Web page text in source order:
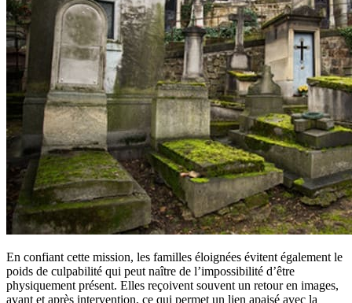
En confiant cette mission, les familles éloignées évitent également le
poids de culpabilité qui peut naître de l’impossibilité d’être
physiquement présent. Elles reçoivent souvent un retour en images,
avant et après intervention, ce qui permet un lien apaisé avec la